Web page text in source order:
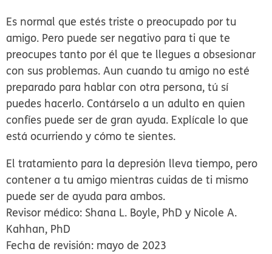
Es normal que estés triste o preocupado por tu
amigo. Pero puede ser negativo para ti que te
preocupes tanto por él que te llegues a obsesionar
con sus problemas. Aun cuando tu amigo no esté
preparado para hablar con otra persona, tú sí
puedes hacerlo. Contárselo a un adulto en quien
confíes puede ser de gran ayuda. Explícale lo que
está ocurriendo y cómo te sientes.
El tratamiento para la depresión lleva tiempo, pero
contener a tu amigo mientras cuidas de ti mismo
puede ser de ayuda para ambos.
Revisor médico: Shana L. Boyle, PhD y Nicole A.
Kahhan, PhD
Fecha de revisión: mayo de 2023